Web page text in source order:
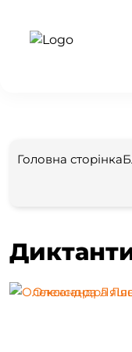
Головна сторінка
Олександра